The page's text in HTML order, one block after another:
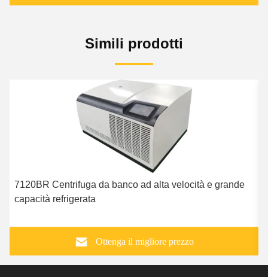
Simili prodotti
7120BR Centrifuga da banco ad alta velocità e grande
capacità refrigerata
Ottenga il migliore prezzo